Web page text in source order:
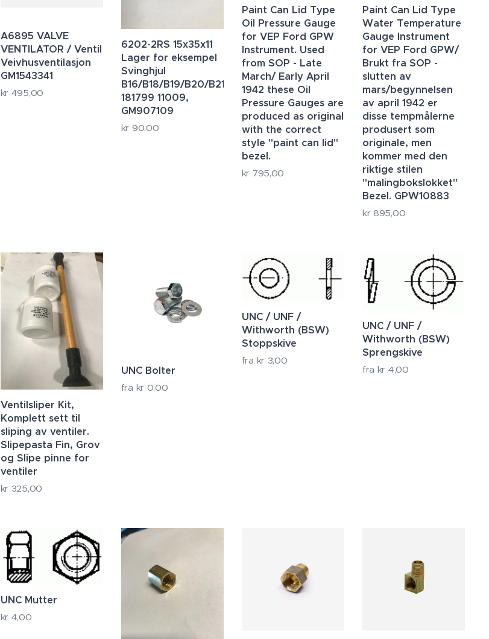
A6895 VALVE
VENTILATOR / Ventil
Veivhusventilasjon
GM1543341
kr 495,00
6202-2RS 15x35x11
Lager for eksempel
Svinghjul
B16/B18/B19/B20/B21/B23/B30/B200/B230
181799 11009,
GM907109
kr 90,00
Paint Can Lid Type
Oil Pressure Gauge
for VEP Ford GPW
Instrument. Used
from SOP - Late
March/ Early April
1942 these Oil
Pressure Gauges are
produced as original
with the correct
style "paint can lid"
bezel.
kr 795,00
Paint Can Lid Type
Water Temperature
Gauge Instrument
for VEP Ford GPW/
Brukt fra SOP -
slutten av
mars/begynnelsen
av april 1942 er
disse tempmålerne
produsert som
originale, men
kommer med den
riktige stilen
"malingbokslokket"
Bezel. GPW10883
kr 895,00
Ventilsliper Kit,
Komplett sett til
sliping av ventiler.
Slipepasta Fin, Grov
og Slipe pinne for
ventiler
kr 325,00
UNC Bolter
fra kr 0,00
UNC / UNF /
Withworth (BSW)
Stoppskive
fra kr 3,00
UNC / UNF /
Withworth (BSW)
Sprengskive
fra kr 4,00
UNC Mutter
kr 4,00